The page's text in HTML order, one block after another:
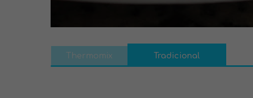
Thermomix Tradicional